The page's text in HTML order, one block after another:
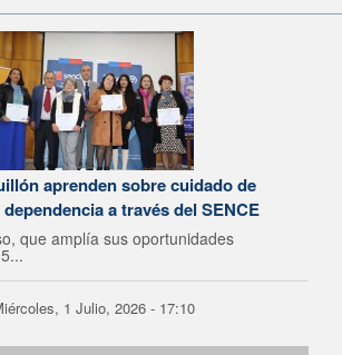
aprenden sobre cuidado de
a través del SENCE
que amplía sus oportunidades
1 Julio, 2026 - 17:10